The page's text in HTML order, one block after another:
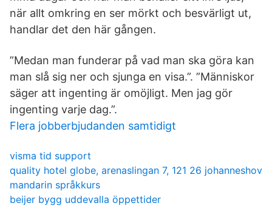
när allt omkring en ser mörkt och besvärligt ut,
handlar det den här gången.
”Medan man funderar på vad man ska göra kan
man slå sig ner och sjunga en visa.”. ”Människor
säger att ingenting är omöjligt. Men jag gör
ingenting varje dag.”.
Flera jobberbjudanden samtidigt
visma tid support
quality hotel globe, arenaslingan 7, 121 26 johanneshov
mandarin språkkurs
beijer bygg uddevalla öppettider